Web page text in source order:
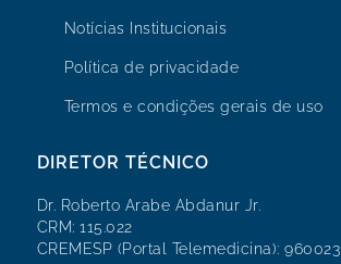
Notícias Institucionais
Política de privacidade
Termos e condições gerais de uso
DIRETOR TÉCNICO
Dr. Roberto Arabe Abdanur Jr.
CRM: 115.022
CREMESP (Portal Telemedicina): 960023